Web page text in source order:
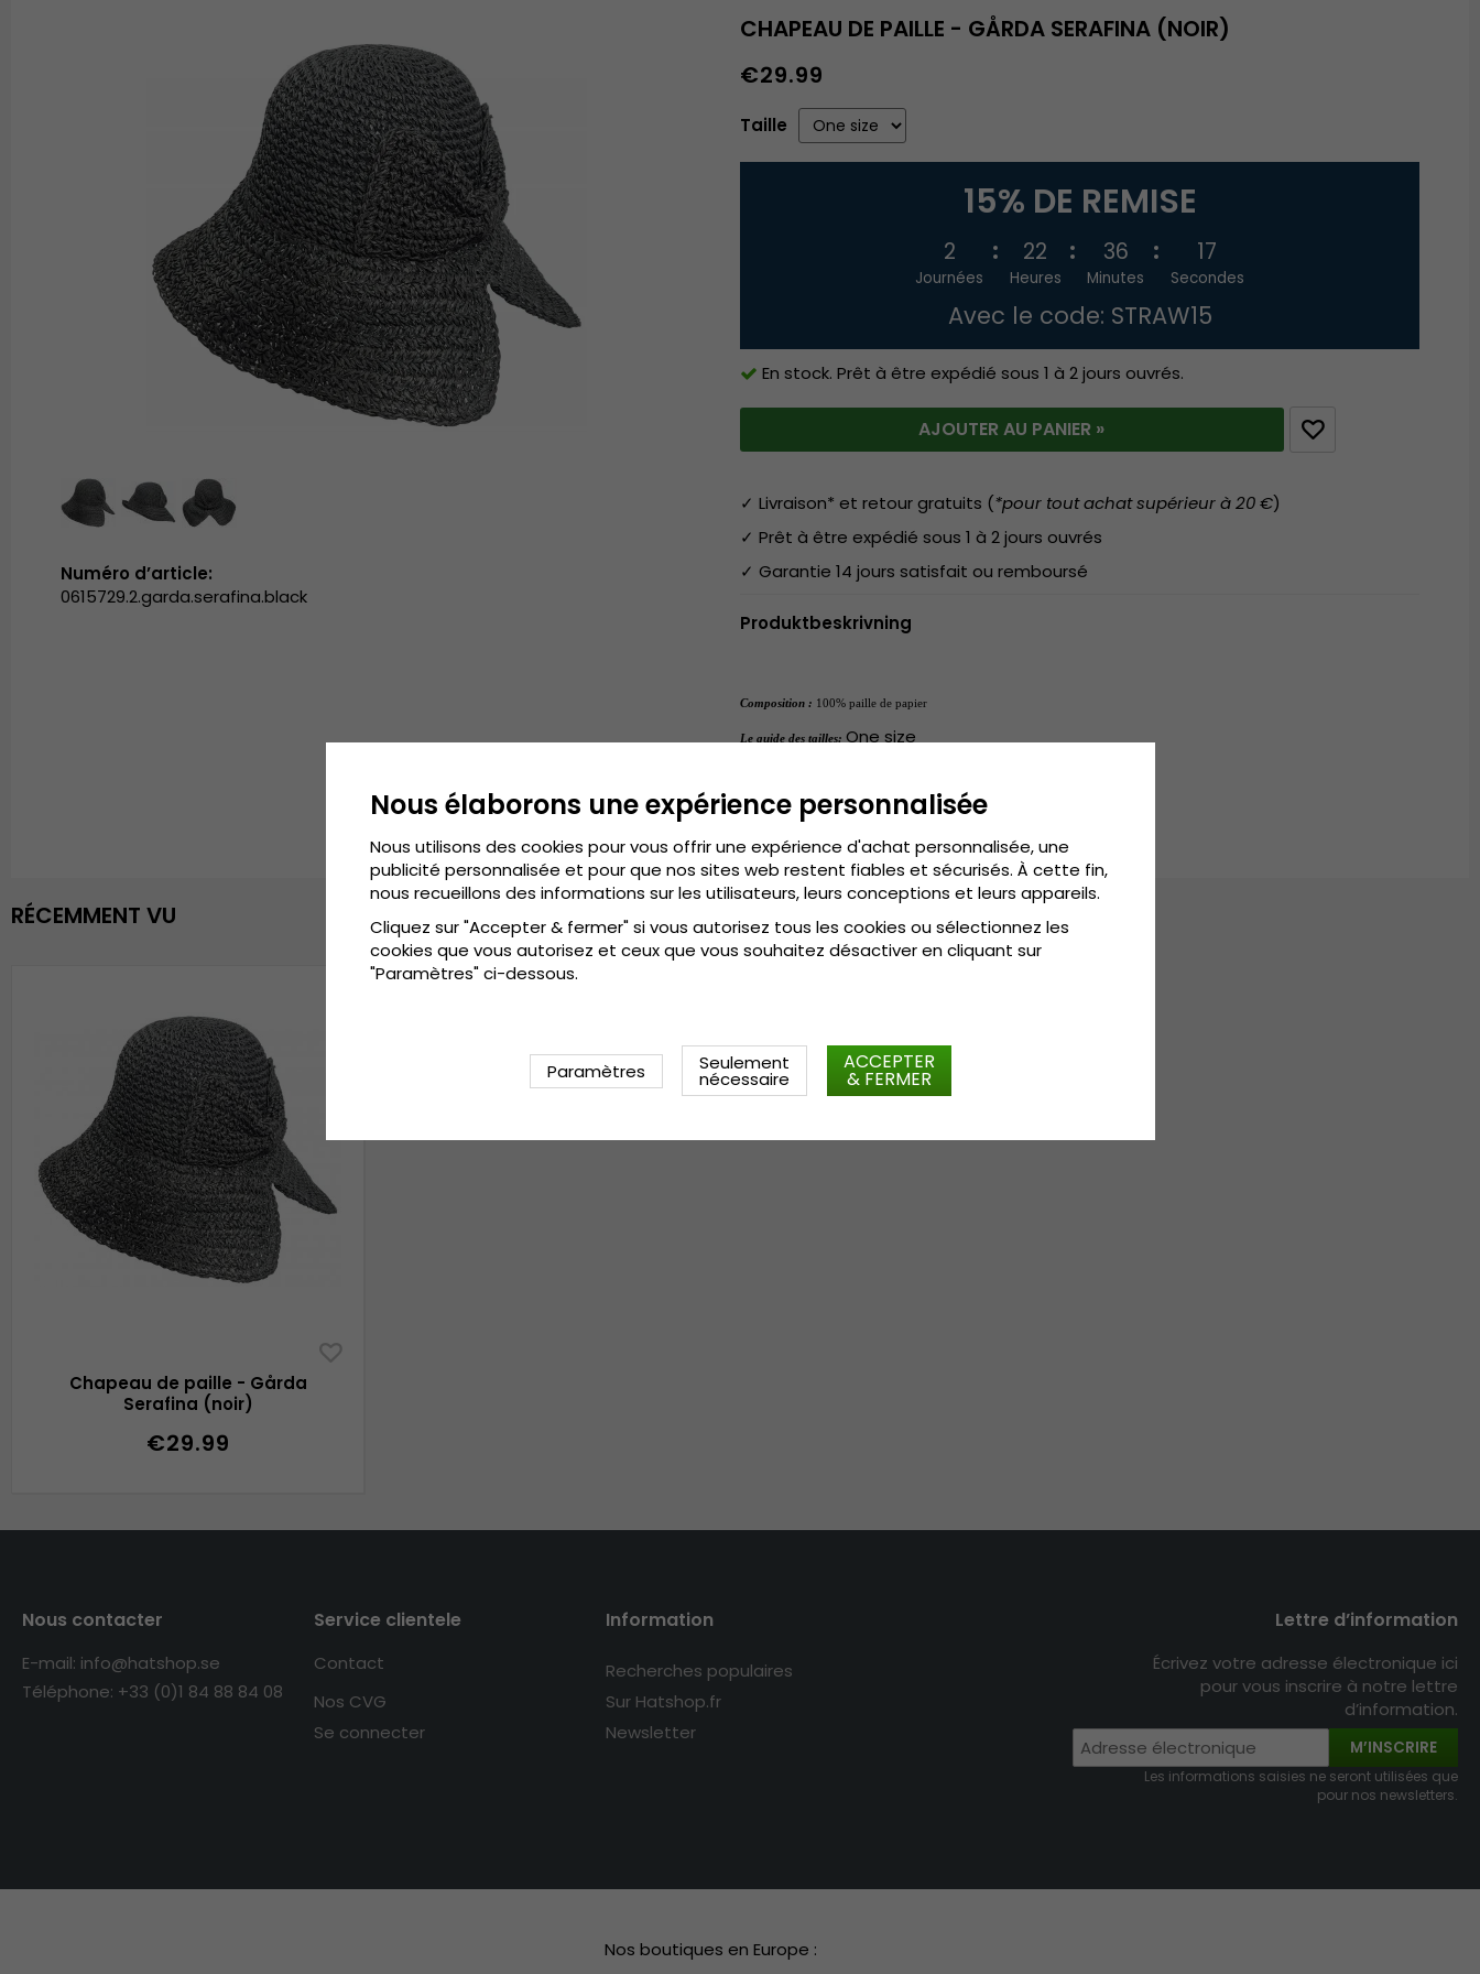
CHAPEAU DE PAILLE - GÅRDA SERAFINA (NOIR)
€29.99
Taille
15% DE REMISE
2
Journées
22
Heures
36
Minutes
16
Secondes
Avec le code: STRAW15
En stock. Prêt à être expédié sous 1 à 2 jours ouvrés.
AJOUTER AU PANIER »
✓ Livraison* et retour gratuits (*pour tout achat supérieur à 20 €)
✓ Prêt à être expédié sous 1 à 2 jours ouvrés
✓ Garantie 14 jours satisfait ou remboursé
Produktbeskrivning
Composition : 100% paille de papier
Le guide des tailles: One size
Numéro d’article:
0615729.2.garda.serafina.black
RÉCEMMENT VU
Chapeau de paille - Gårda
Serafina (noir)
€29.99
Nous contacter
E-mail: info@hatshop.se
Téléphone: +33 (0)1 84 88 84 08
Service clientele
Contact
Nos CVG
Se connecter
Information
Recherches populaires
Sur Hatshop.fr
Newsletter
Lettre d’information
Écrivez votre adresse électronique ici
pour vous inscrire à notre lettre
d’information.
M’INSCRIRE
Les informations saisies ne seront utilisées que
pour nos newsletters.
Nos boutiques en Europe :
Nous élaborons une expérience personnalisée
Nous utilisons des cookies pour vous offrir une expérience d'achat personnalisée, une
publicité personnalisée et pour que nos sites web restent fiables et sécurisés. À cette fin,
nous recueillons des informations sur les utilisateurs, leurs conceptions et leurs appareils.
Cliquez sur "Accepter & fermer" si vous autorisez tous les cookies ou sélectionnez les
cookies que vous autorisez et ceux que vous souhaitez désactiver en cliquant sur
"Paramètres" ci-dessous.
Paramètres Seulement
nécessaire
ACCEPTER
& FERMER